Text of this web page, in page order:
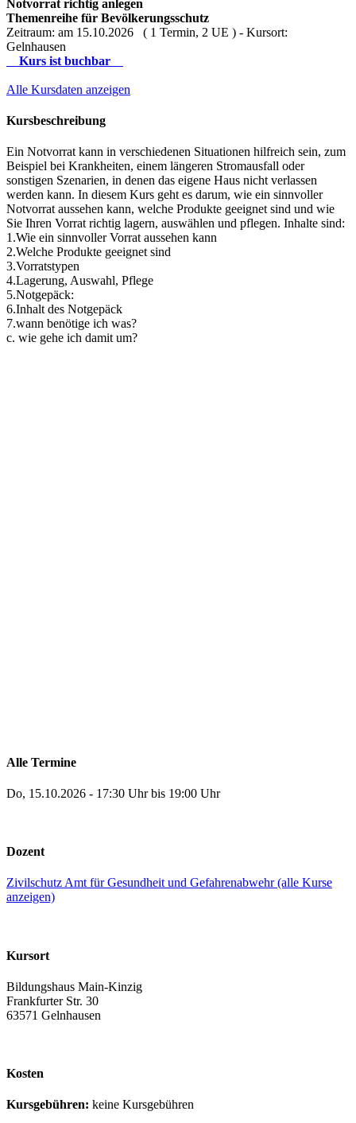
Notvorrat richtig anlegen
Themenreihe für Bevölkerungsschutz
Zeitraum: am 15.10.2026 ( 1 Termin, 2 UE ) - Kursort:
Gelnhausen
Kurs ist buchbar
Alle Kursdaten anzeigen
Kursbeschreibung
Ein Notvorrat kann in verschiedenen Situationen hilfreich sein, zum
Beispiel bei Krankheiten, einem längeren Stromausfall oder
sonstigen Szenarien, in denen das eigene Haus nicht verlassen
werden kann. In diesem Kurs geht es darum, wie ein sinnvoller
Notvorrat aussehen kann, welche Produkte geeignet sind und wie
Sie Ihren Vorrat richtig lagern, auswählen und pflegen. Inhalte sind:
1.Wie ein sinnvoller Vorrat aussehen kann
2.Welche Produkte geeignet sind
3.Vorratstypen
4.Lagerung, Auswahl, Pflege
5.Notgepäck:
6.Inhalt des Notgepäck
7.wann benötige ich was?
c. wie gehe ich damit um?
Alle Termine
Do, 15.10.2026 - 17:30 Uhr bis 19:00 Uhr
Dozent
Zivilschutz Amt für Gesundheit und Gefahrenabwehr (alle Kurse
anzeigen)
Kursort
Bildungshaus Main-Kinzig
Frankfurter Str. 30
63571 Gelnhausen
Kosten
Kursgebühren: keine Kursgebühren